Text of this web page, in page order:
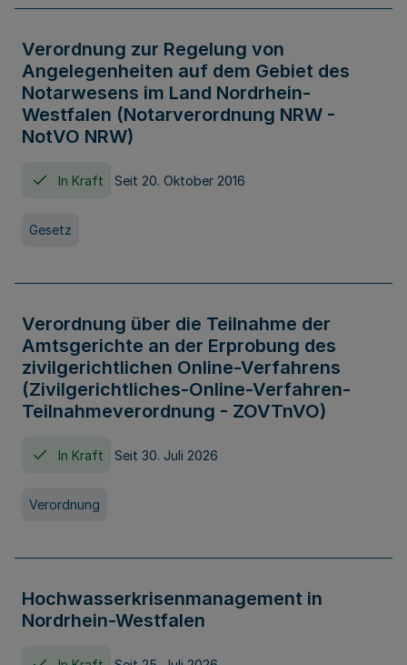
Verordnung zur Regelung von
Angelegenheiten auf dem Gebiet des
Notarwesens im Land Nordrhein-
Westfalen (Notarverordnung NRW -
NotVO NRW)
In Kraft Seit 20. Oktober 2016
Gesetz
Verordnung über die Teilnahme der
Amtsgerichte an der Erprobung des
zivilgerichtlichen Online-Verfahrens
(Zivilgerichtliches-Online-Verfahren-
Teilnahmeverordnung - ZOVTnVO)
In Kraft Seit 30. Juli 2026
Verordnung
Hochwasserkrisenmanagement in
Nordrhein-Westfalen